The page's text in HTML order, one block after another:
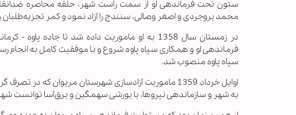
ستون تحت فرماندهی او از سمت راست شهر، حلقه محاصره
محمد بروجردی و اصغر وصالی، سنندج را آزاد نمود و کمر
در زمستان سال 1358 به او ماموریت داده شد تا
فرماندهی او و همکاری سپاه پاوه شروع و با موفقیت کامل به
سپاه پاوه منصوب شد.
اوایل خرداد 1359 ماموریت آزادسازی شهرستان مریوان
به شهر و سازماندهی نیروها، با یورشی سهمگین و برق‌آسا توانست شهر